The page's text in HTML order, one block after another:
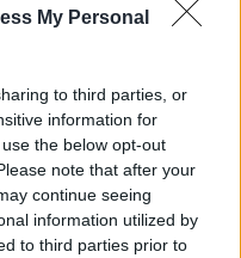
My Personal
to third parties, or
information for
the below opt-out
note that after your
continue seeing
information utilized by
to third parties prior to